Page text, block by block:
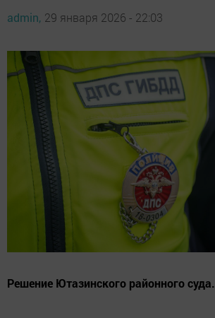
admin, 29 января 2026 - 22:03
Решение Ютазинского районного суда.